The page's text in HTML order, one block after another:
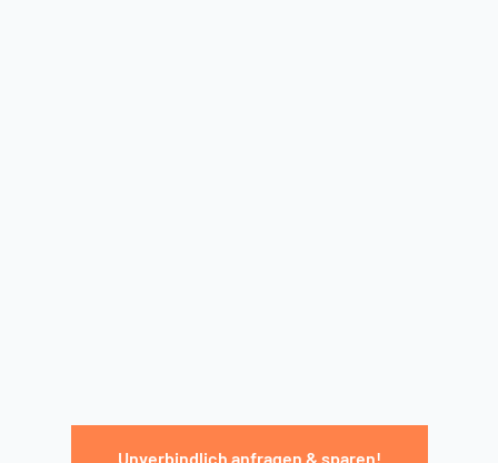
Unverbindlich anfragen & sparen!